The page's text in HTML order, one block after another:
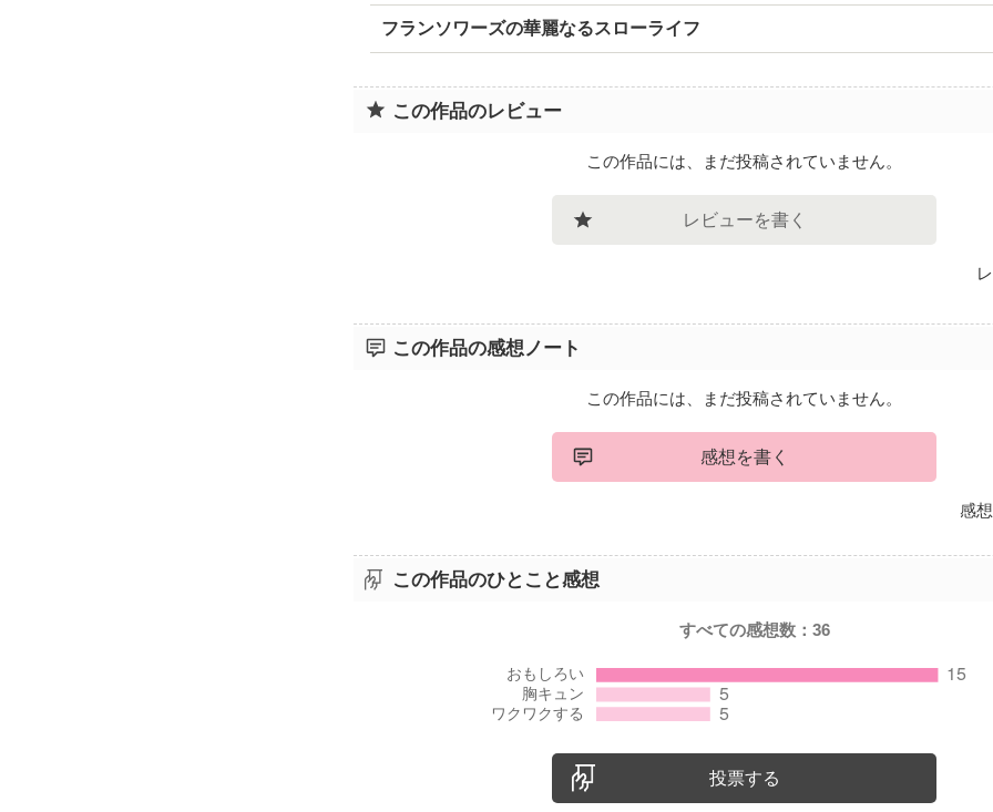
フランソワーズの華麗なるスローライフ
この作品のレビュー
この作品には、まだ投稿されていません。
レビューを書く
この作品の感想ノート
この作品には、まだ投稿されていません。
感想を書く
感
この作品のひとこと感想
すべての感想数：36
投票する